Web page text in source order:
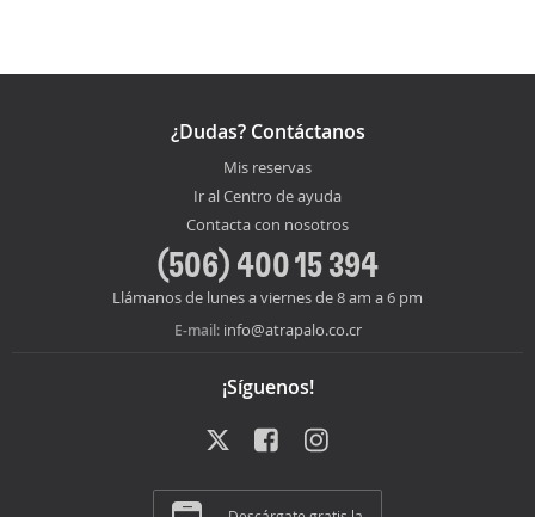
¿Dudas? Contáctanos
Mis reservas
Ir al Centro de ayuda
Contacta con nosotros
(506) 400 15 394
Llámanos de lunes a viernes de 8 am a 6 pm
E-mail: info@atrapalo.co.cr
¡Síguenos!